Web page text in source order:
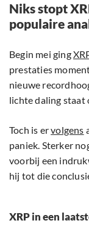
Niks stopt
populaire
Begin mei ging
prestaties
nieuwe
lichte daling staat
Toch is ervolgens
paniek. Sterker
voorbij een
hij tot die
XRP in een